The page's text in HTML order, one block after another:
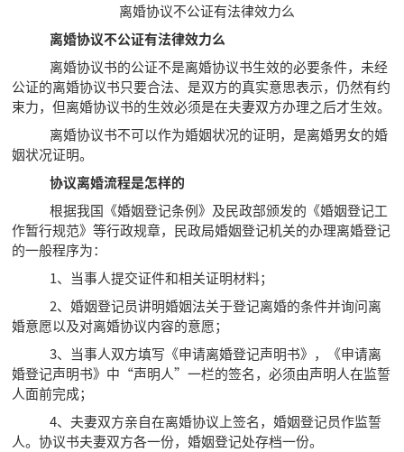
离婚协议不公证有法律效力么
离婚协议不公证有法律效力么
离婚协议书的公证不是离婚协议书生效的必要条件，未经
公证的离婚协议书只要合法、是双方的真实意思表示，仍然有约
束力，但离婚协议书的生效必须是在夫妻双方办理之后才生效。
离婚协议书不可以作为婚姻状况的证明，是离婚男女的婚
姻状况证明。
协议离婚流程是怎样的
根据我国《婚姻登记条例》及民政部颁发的《婚姻登记工
作暂行规范》等行政规章，民政局婚姻登记机关的办理离婚登记
的一般程序为：
1、当事人提交证件和相关证明材料；
2、婚姻登记员讲明婚姻法关于登记离婚的条件并询问离
婚意愿以及对离婚协议内容的意愿；
3、当事人双方填写《申请离婚登记声明书》，《申请离
婚登记声明书》中“声明人”一栏的签名，必须由声明人在监誓
人面前完成；
4、夫妻双方亲自在离婚协议上签名，婚姻登记员作监誓
人。协议书夫妻双方各一份，婚姻登记处存档一份。